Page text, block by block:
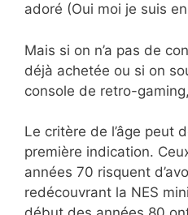
adoré (Oui moi je suis
Mais si on n’a pas de
déjà achetée ou si on
console de retro-
Le critère de l’âge peut
première indication.
années 70 risquent
redécouvrant la NES